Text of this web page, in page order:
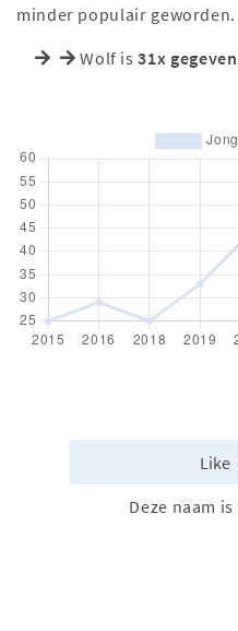
minder populair geworden.
Wolf is31x gegeven
Like
Deze naam is